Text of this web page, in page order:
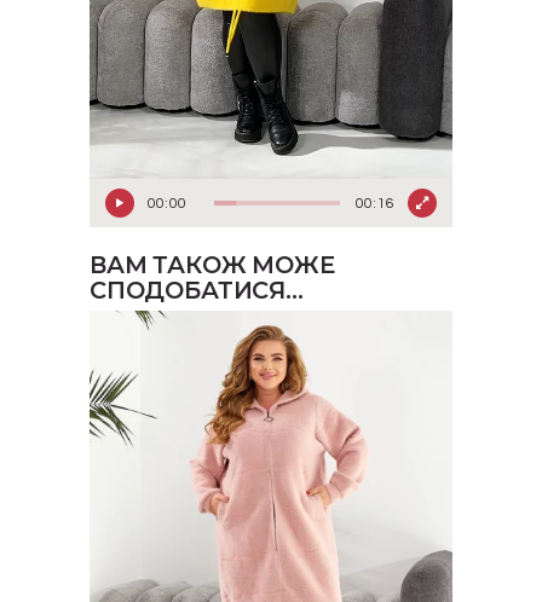
00:00 00:16
ВАМ ТАКОЖ МОЖЕ
СПОДОБАТИСЯ…